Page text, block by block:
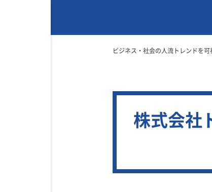
ビジネス・社会の人流トレンドを
株式会社